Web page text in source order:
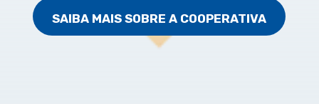
SAIBA MAIS SOBRE A COOPERATIVA